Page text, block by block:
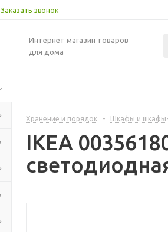
Заказать звонок
Интернет магазин товаров
для дома
Хранение и порядок - Шкафы и шкафы-
IKEA